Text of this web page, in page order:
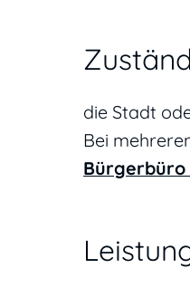
die Stadt
Bei
Bürgerbüro